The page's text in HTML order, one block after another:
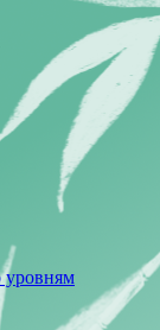
уровням